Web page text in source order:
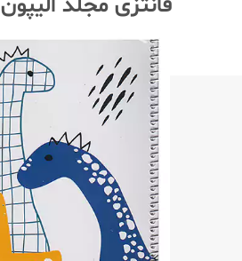
فانتزی مجلد الیپون 2271207